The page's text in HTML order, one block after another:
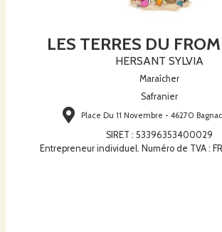
LES TERRES DU
HERSANT SYLVIA
Maraîcher
Safranier
Place Du 11 Novembre - 46270
SIRET : 53396353400029
Entrepreneur individuel. Numéro de TVA :